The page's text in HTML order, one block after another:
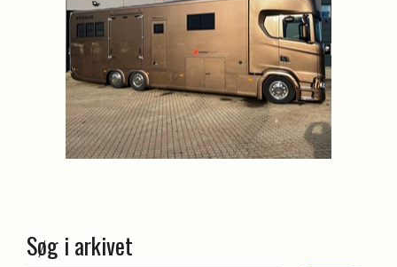
Søg i arkivet